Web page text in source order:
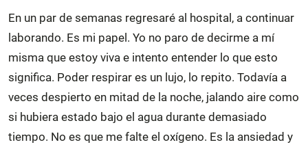
En un par de semanas regresaré al hospital, a continuar
laborando. Es mi papel. Yo no paro de decirme a mí
misma que estoy viva e intento entender lo que esto
significa. Poder respirar es un lujo, lo repito. Todavía a
veces despierto en mitad de la noche, jalando aire como
si hubiera estado bajo el agua durante demasiado
tiempo. No es que me falte el oxígeno. Es la ansiedad y